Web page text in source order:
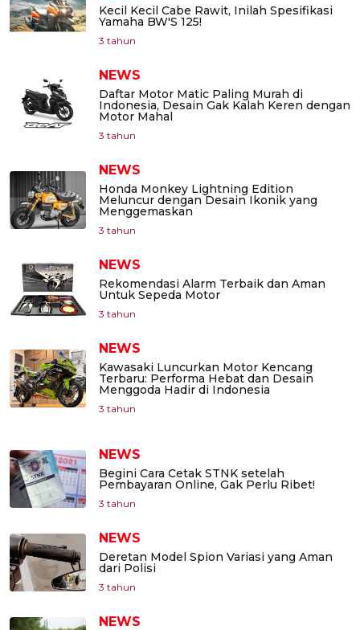
Kecil Kecil Cabe Rawit, Inilah Spesifikasi
Yamaha BW'S 125!
3 tahun
NEWS
Daftar Motor Matic Paling Murah di
Indonesia, Desain Gak Kalah Keren dengan
Motor Mahal
3 tahun
NEWS
Honda Monkey Lightning Edition
Meluncur dengan Desain Ikonik yang
Menggemaskan
3 tahun
NEWS
Rekomendasi Alarm Terbaik dan Aman
Untuk Sepeda Motor
3 tahun
NEWS
Kawasaki Luncurkan Motor Kencang
Terbaru: Performa Hebat dan Desain
Menggoda Hadir di Indonesia
3 tahun
NEWS
Begini Cara Cetak STNK setelah
Pembayaran Online, Gak Perlu Ribet!
3 tahun
NEWS
Deretan Model Spion Variasi yang Aman
dari Polisi
3 tahun
NEWS